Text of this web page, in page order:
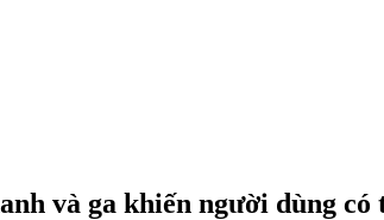
và ga khiến người dùng có